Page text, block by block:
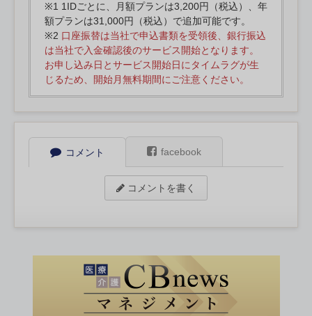
※1 1IDごとに、月額プランは3,200円（税込）、年
額プランは31,000円（税込）で追加可能です。
※2 口座振替は当社で申込書類を受領後、銀行振込
は当社で入金確認後のサービス開始となります。
お申し込み日とサービス開始日にタイムラグが生
じるため、開始月無料期間にご注意ください。
コメント facebook
コメントを書く